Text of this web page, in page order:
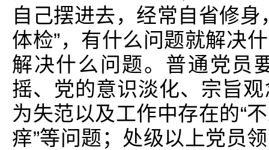
自己摆进去，经常自省修
体检”，有什么问题就解决
解决什么问题。普通党员
摇、党的意识淡化、宗旨
为失范以及工作中存在的“
痒”等问题；处级以上党员